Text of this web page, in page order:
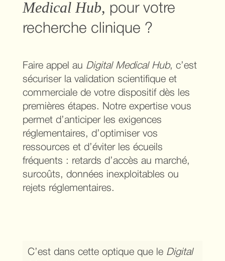
Medical Hub, pour votre
recherche clinique ?
Faire appel au Digital Medical Hub, c’est
sécuriser la validation scientifique et
commerciale de votre dispositif dès les
premières étapes. Notre expertise vous
permet d’anticiper les exigences
réglementaires, d’optimiser vos
ressources et d’éviter les écueils
fréquents : retards d’accès au marché,
surcoûts, données inexploitables ou
rejets réglementaires.
C’est dans cette optique que le Digital